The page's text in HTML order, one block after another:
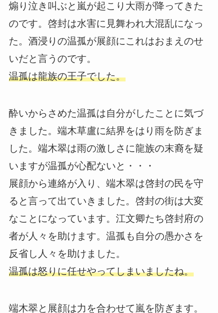
煽り泣き叫ぶと嵐が起こり大雨が降ってきた
のです。啓封は水害に見舞われ大混乱になっ
た。酒浸りの温孤が展顔にこれはおまえのせ
いだと言うのです。
温孤は龍族の王子でした。
酔いからさめた温孤は自分がしたことに気づ
きました。端木草盧に結界をはり雨を防ぎま
した。端木翠は雨の激しさに龍族の末裔を疑
いますが温孤が心配ないと・・・
展顔から連絡が入り、端木翠は啓封の民を守
ると言って出ていきました。啓封の街は大変
なことになっています。江文卿たち啓封府の
者が人々を助けます。温孤も自分の愚かさを
反省し人々を助けました。
温孤は怒りに任せやってしまいましたね。
端木翠と展顔は力を合わせて嵐を防ぎます。